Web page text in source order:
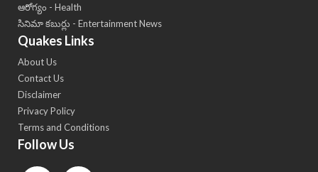
ఆరోగ్యం - Health
సినిమా కబుర్లు - Entertainment News
Quakes Links
About Us
Contact Us
Disclaimer
Privacy Policy
Terms and Conditions
Follow Us